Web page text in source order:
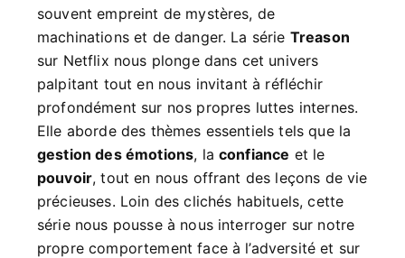
souvent empreint de mystères, de
machinations et de danger. La série Treason
sur Netflix nous plonge dans cet univers
palpitant tout en nous invitant à réfléchir
profondément sur nos propres luttes internes.
Elle aborde des thèmes essentiels tels que la
gestion des émotions, laconfiance et le
pouvoir, tout en nous offrant des leçons de vie
précieuses. Loin des clichés habituels, cette
série nous pousse à nous interroger sur notre
propre comportement face à l’adversité et sur